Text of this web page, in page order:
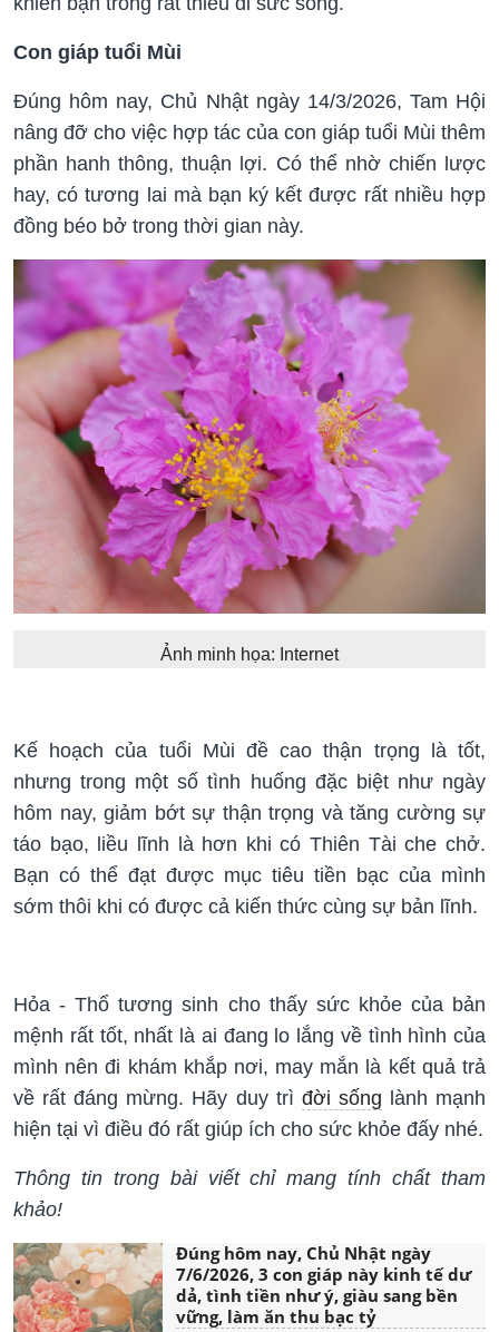
Con giáp tuổi Mùi
Đúng hôm nay, Chủ Nhật ngày 14/3/2026, Tam Hội
nâng đỡ cho việc hợp tác của con giáp tuổi Mùi thêm
phần hanh thông, thuận lợi. Có thể nhờ chiến lược
hay, có tương lai mà bạn ký kết được rất nhiều hợp
đồng béo bở trong thời gian này.
Ảnh minh họa: Internet
Kế hoạch của tuổi Mùi đề cao thận trọng là tốt,
nhưng trong một số tình huống đặc biệt như ngày
hôm nay, giảm bớt sự thận trọng và tăng cường sự
táo bạo, liều lĩnh là hơn khi có Thiên Tài che chở.
Bạn có thể đạt được mục tiêu tiền bạc của mình
sớm thôi khi có được cả kiến thức cùng sự bản lĩnh.
Hỏa - Thổ tương sinh cho thấy sức khỏe của bản
mệnh rất tốt, nhất là ai đang lo lắng về tình hình của
mình nên đi khám khắp nơi, may mắn là kết quả trả
về rất đáng mừng. Hãy duy trì đời sống lành mạnh
hiện tại vì điều đó rất giúp ích cho sức khỏe đấy nhé.
Thông tin trong bài viết chỉ mang tính chất tham
khảo!
Đúng hôm nay, Chủ Nhật ngày
7/6/2026, 3 con giáp này kinh tế dư
dả, tình tiền như ý, giàu sang bền
vững, làm ăn thu bạc tỷ